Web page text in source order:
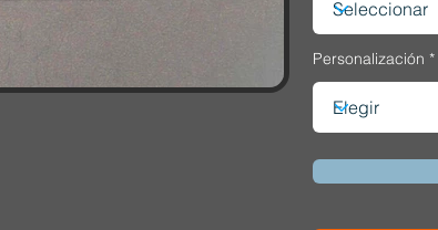
Personalización